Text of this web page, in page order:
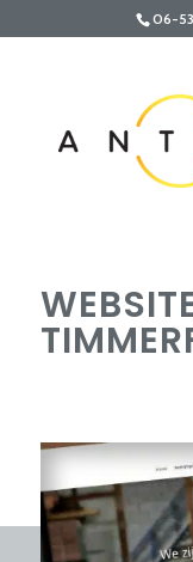
06-